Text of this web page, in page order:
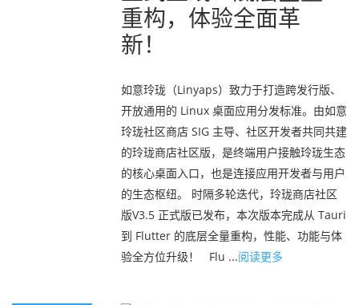
重构，体验全面革
新！
如意玲珑（Linyaps）致力于打造跨发行版、
开放通用的 Linux 桌面应用分发标准。由如意
玲珑社区商店 SIG 主导、社区开发者共同共建
的玲珑商店社区版，是终端用户接触玲珑生态
的核心桌面入口，也是连接应用开发者与用户
的生态枢纽。 时隔多轮迭代，玲珑商店社区
版V3.5 正式版已发布，本次版本完成从 Tauri
到 Flutter 的底层全量重构，性能、功能与体
验全方位升级！ Flu ...阅读更多